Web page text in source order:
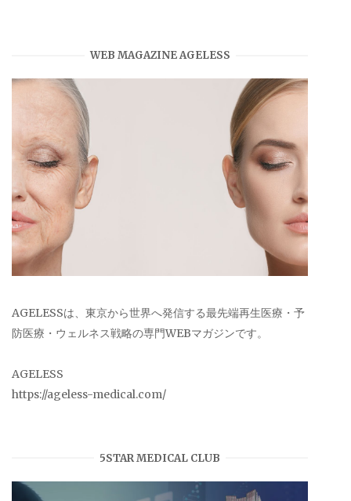
WEB MAGAZINE AGELESS
AGELESSは、東京から世界へ発信する最先端再生医療・予
防医療・ウェルネス戦略の専門WEBマガジンです。
AGELESS
https://ageless-medical.com/
5STAR MEDICAL CLUB